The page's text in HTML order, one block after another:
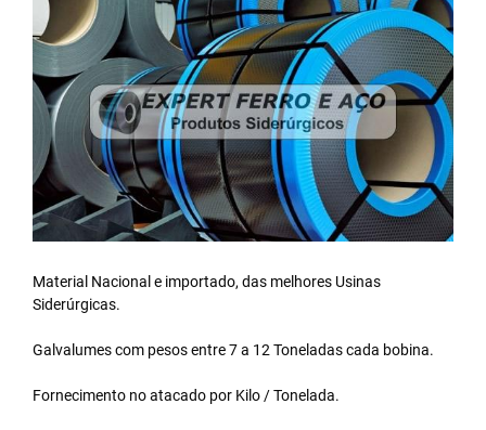
Material Nacional e importado, das melhores Usinas
Siderúrgicas.
Galvalumes com pesos entre 7 a 12 Toneladas cada bobina.
Fornecimento no atacado por Kilo / Tonelada.